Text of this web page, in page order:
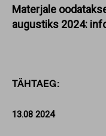
Materjale
augustiks 2024:
TÄHTAEG:
13.08 2024